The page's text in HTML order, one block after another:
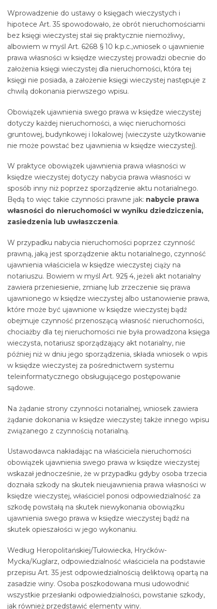
Wprowadzenie do ustawy o księgach wieczystych i
hipotece Art. 35 spowodowało, że obrót nieruchomościami
bez księgi wieczystej stał się praktycznie niemożliwy,
albowiem w myśl Art. 6268 § 10 k.p.c.,wniosek o ujawnienie
prawa własności w księdze wieczystej prowadzi obecnie do
założenia księgi wieczystej dla nieruchomości, która tej
księgi nie posiada, a założenie księgi wieczystej następuje z
chwilą dokonania pierwszego wpisu.
Obowiązek ujawnienia swego prawa w księdze wieczystej
dotyczy każdej nieruchomości, a więc nieruchomości
gruntowej, budynkowej i lokalowej (wieczyste użytkowanie
nie może powstać bez ujawnienia w księdze wieczystej).
W praktyce obowiązek ujawnienia prawa własności w
księdze wieczystej dotyczy nabycia prawa własności w
sposób inny niż poprzez sporządzenie aktu notarialnego.
Będą to więc takie czynności prawne jak: nabycie prawa
własności do nieruchomości w wyniku dziedziczenia,
zasiedzenia lub uwłaszczenia.
W przypadku nabycia nieruchomości poprzez czynność
prawną, jaką jest sporządzenie aktu notarialnego, czynność
ujawnienia właściciela w księdze wieczystej ciąży na
notariuszu. Bowiem w myśl Art. 92§ 4, jeżeli akt notarialny
zawiera przeniesienie, zmianę lub zrzeczenie się prawa
ujawnionego w księdze wieczystej albo ustanowienie prawa,
które może być ujawnione w księdze wieczystej bądź
obejmuje czynność przenoszącą własność nieruchomości,
chociażby dla tej nieruchomości nie była prowadzona księga
wieczysta, notariusz sporządzający akt notarialny, nie
później niż w dniu jego sporządzenia, składa wniosek o wpis
w księdze wieczystej za pośrednictwem systemu
teleinformatycznego obsługującego postępowanie
sądowe.
Na żądanie strony czynności notarialnej, wniosek zawiera
żądanie dokonania w księdze wieczystej także innego wpisu
związanego z czynnością notarialną.
Ustawodawca nakładając na właściciela nieruchomości
obowiązek ujawnienia swego prawa w księdze wieczystej
wskazał jednocześnie, że w przypadku gdyby osoba trzecia
doznała szkody na skutek nieujawnienia prawa własności w
księdze wieczystej, właściciel ponosi odpowiedzialność za
szkodę powstałą na skutek niewykonania obowiązku
ujawnienia swego prawa w księdze wieczystej bądź na
skutek opieszałości w jego wykonaniu.
Według Heropolitańskiej/Tułowiecka, Hryćków-
Mycka/Kuglarz, odpowiedzialność właściciela na podstawie
przepisu Art. 35 jest odpowiedzialnością deliktową opartą na
zasadzie winy. Osoba poszkodowana musi udowodnić
wszystkie przesłanki odpowiedzialności, powstanie szkody,
jak również przedstawić elementy winy.